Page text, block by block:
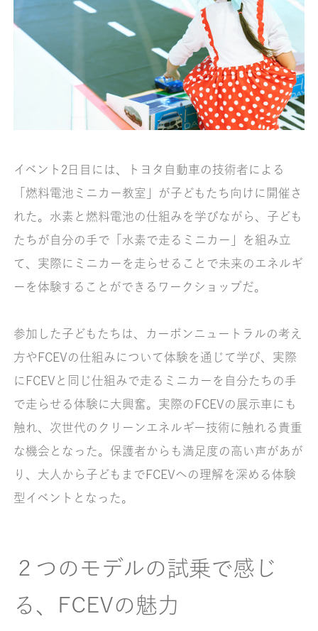
イベント2日目には、トヨタ自動車の技術者による
「燃料電池ミニカー教室」が子どもたち向けに開催さ
れた。水素と燃料電池の仕組みを学びながら、子ども
たちが自分の手で「水素で走るミニカー」を組み立
て、実際にミニカーを走らせることで未来のエネルギ
ーを体験することができるワークショップだ。
参加した子どもたちは、カーボンニュートラルの考え
方やFCEVの仕組みについて体験を通じて学び、実際
にFCEVと同じ仕組みで走るミニカーを自分たちの手
で走らせる体験に大興奮。実際のFCEVの展示車にも
触れ、次世代のクリーンエネルギー技術に触れる貴重
な機会となった。保護者からも満足度の高い声があが
り、大人から子どもまでFCEVへの理解を深める体験
型イベントとなった。
２つのモデルの試乗で感じ
る、FCEVの魅力